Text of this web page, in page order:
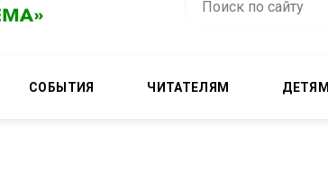
СОБЫТИЯ ЧИТАТЕЛЯМ ДЕТЯМ